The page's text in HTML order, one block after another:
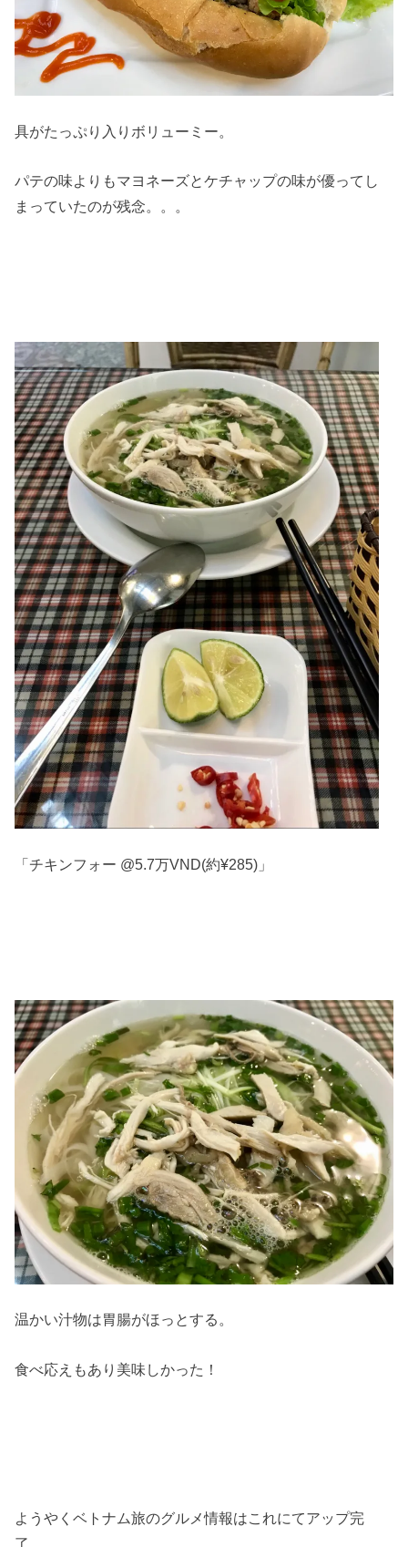
具がたっぷり入りボリューミー。
パテの味よりもマヨネーズとケチャップの味が優ってし
まっていたのが残念。。。
「チキンフォー @5.7万VND(約¥285)」
温かい汁物は胃腸がほっとする。
食べ応えもあり美味しかった！
ようやくベトナム旅のグルメ情報はこれにてアップ完
了。